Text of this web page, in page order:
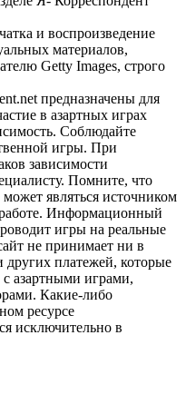
и воспроизведение
материалов,
Getty Images, строго
предназначены для
в азартных играх
Соблюдайте
игры. При
зависимости
Помните, что
являться источником
Информационный
игры на реальные
не принимает ни в
других платежей, которые
азартными играми,
Какие-либо
ресурсе
исключительно в